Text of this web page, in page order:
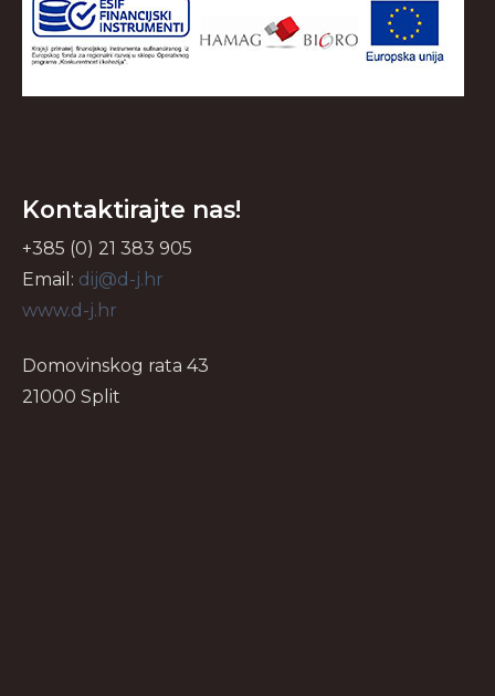
Kontaktirajte nas!
+385 (0) 21 383 905
Email: dij@d-j.hr
www.d-j.hr
Domovinskog rata 43
21000 Split